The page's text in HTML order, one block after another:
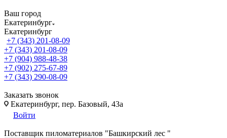
Ваш город
Екатеринбург
Екатеринбург
+7 (343) 201-08-09
+7 (343) 201-08-09
+7 (904) 988-48-38
+7 (902) 275-67-89
+7 (343) 290-08-09
Заказать звонок
Екатеринбург, пер. Базовый, 43а
Войти
Поставщик пиломатериалов "Башкирский лес "